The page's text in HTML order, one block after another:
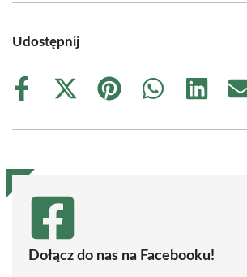
Udostępnij
Share
Share
(Twitter)
Share
Share
Share
Dołącz do nas na Facebooku!